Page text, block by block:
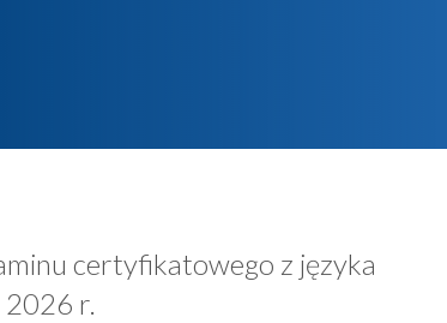
certyfikatowego z języka
2026 r.